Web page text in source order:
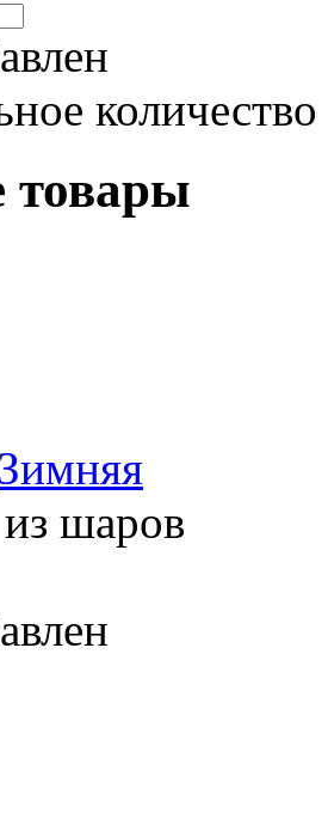
товары
шаров